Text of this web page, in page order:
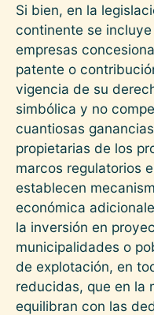
Si bien, en la
continente se
empresas
patente o
vigencia de su
simbólica y no
cuantiosas
propietarias de los
marcos regulatorios
establecen
económica
la inversión en
municipalidades o
de explotación, en
reducidas, que en la
equilibran con las